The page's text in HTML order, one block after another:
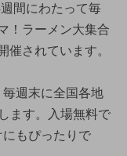
間にわたって毎
！ラーメン大集合
催されています。
週末に全国各地
ます。入場無料で
もぴったりで